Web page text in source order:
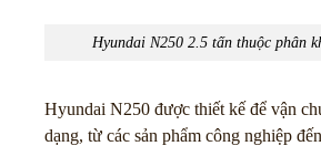
Hyundai N250 2.5 tấn thuộc phân
Hyundai N250 được thiết kế để vận
dạng, từ các sản phẩm công nghiệp